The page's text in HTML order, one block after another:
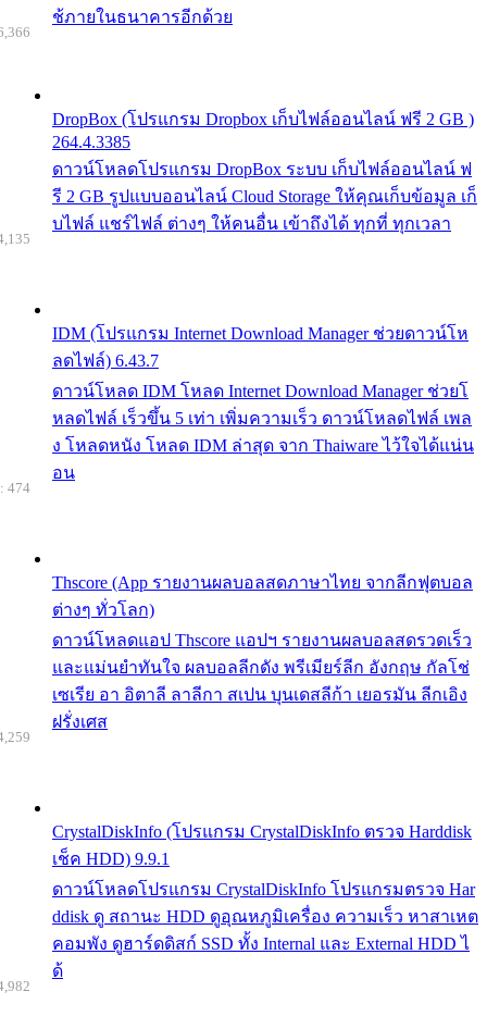
ช้ภายในธนาคารอีกด้วย
DropBox (โปรแกรม Dropbox เก็บไฟล์ออนไลน์ ฟรี 2 GB )
264.4.3385
ดาวน์โหลดโปรแกรม DropBox ระบบ เก็บไฟล์ออนไลน์ ฟ
รี 2 GB รูปแบบออนไลน์ Cloud Storage ให้คุณเก็บข้อมูล เก็
บไฟล์ แชร์ไฟล์ ต่างๆ ให้คนอื่น เข้าถึงได้ ทุกที่ ทุกเวลา
IDM (โปรแกรม Internet Download Manager ช่วยดาวน์โห
ลดไฟล์) 6.43.7
ดาวน์โหลด IDM โหลด Internet Download Manager ช่วยโ
หลดไฟล์ เร็วขึ้น 5 เท่า เพิ่มความเร็ว ดาวน์โหลดไฟล์ เพล
ง โหลดหนัง โหลด IDM ล่าสุด จาก Thaiware ไว้ใจได้แน่น
อน
Thscore (App รายงานผลบอลสดภาษาไทย จากลีกฟุตบอล
ต่างๆ ทั่วโลก)
ดาวน์โหลดแอป Thscore แอปฯ รายงานผลบอลสดรวดเร็ว
และแม่นยำทันใจ ผลบอลลีกดัง พรีเมียร์ลีก อังกฤษ กัลโช่
เซเรีย อา อิตาลี ลาลีกา สเปน บุนเดสลีก้า เยอรมัน ลีกเอิง
ฝรั่งเศส
474
CrystalDiskInfo (โปรแกรม CrystalDiskInfo ตรวจ Harddisk
เช็ค HDD) 9.9.1
ดาวน์โหลดโปรแกรม CrystalDiskInfo โปรแกรมตรวจ Har
ddisk ดู สถานะ HDD ดูอุณหภูมิเครื่อง ความเร็ว หาสาเหต
คอมพัง ดูฮาร์ดดิสก์ SSD ทั้ง Internal และ External HDD ไ
ด้